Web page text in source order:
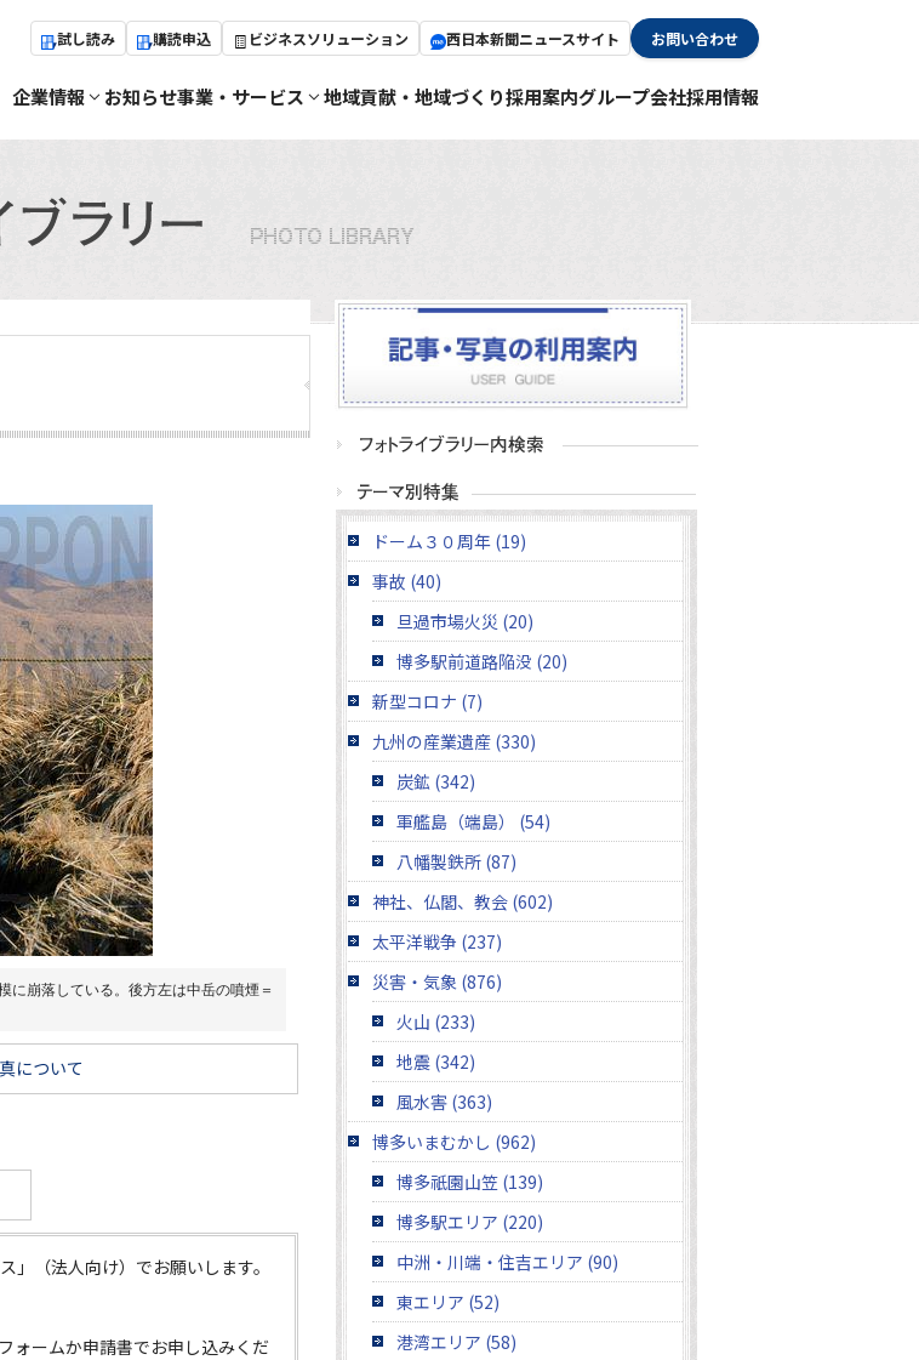
試し読み 購読申込 ビジネスソリューション 西日本新聞ニュースサイト お問い合わせ
企業情報 お知らせ事業・サービス 地域貢献・地域づくり採用案内グループ会社採用情報
に崩落している。後方左は中岳の噴煙＝
について
」（法人向け）でお願いします。
ォームか申請書でお申し込みくだ
ドーム３０周年 (19)
事故 (40)
旦過市場火災 (20)
博多駅前道路陥没 (20)
新型コロナ (7)
九州の産業遺産 (330)
炭鉱 (342)
軍艦島（端島） (54)
八幡製鉄所 (87)
神社、仏閣、教会 (602)
太平洋戦争 (237)
災害・気象 (876)
火山 (233)
地震 (342)
風水害 (363)
博多いまむかし (962)
博多祇園山笠 (139)
博多駅エリア (220)
中洲・川端・住吉エリア (90)
東エリア (52)
港湾エリア (58)